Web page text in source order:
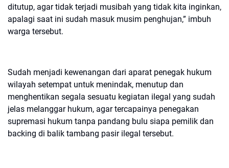
ditutup, agar tidak terjadi musibah yang tidak kita inginkan,
apalagi saat ini sudah masuk musim penghujan,” imbuh
warga tersebut.
Sudah menjadi kewenangan dari aparat penegak hukum
wilayah setempat untuk menindak, menutup dan
menghentikan segala sesuatu kegiatan ilegal yang sudah
jelas melanggar hukum, agar tercapainya penegakan
supremasi hukum tanpa pandang bulu siapa pemilik dan
backing di balik tambang pasir ilegal tersebut.